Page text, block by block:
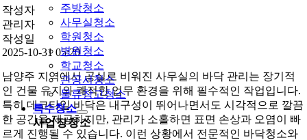
주방청소
사무실청소
학원청소
병원청소
학교청소
관공서청소
물류창고청소
특수청소
사업장청소
작성자
관리자
작성일
2025-10-31 05:20
남양주 지역에서 공실로 비워진 사무실의 바닥 관리는 장기적
인 건물 유지와 쾌적한 업무 환경을 위해 필수적인 작업입니다.
특히 데코타일 바닥은 내구성이 뛰어나면서도 시각적으로 깔끔
한 공간을 제공하지만, 관리가 소홀하면 표면 손상과 오염이 빠
르게 진행될 수 있습니다. 이런 상황에서 전문적인 바닥청소와